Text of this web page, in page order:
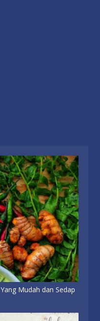
Mudah dan Sedap